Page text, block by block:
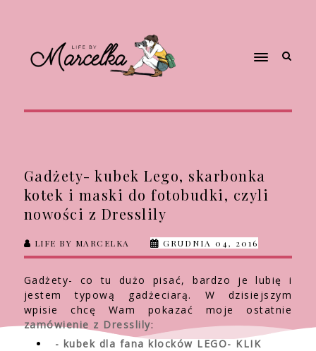
Gadżety- kubek Lego, skarbonka
kotek i maski do fotobudki, czyli
nowości z Dresslily
LIFE BY MARCELKA GRUDNIA 04, 2016
Gadżety- co tu dużo pisać, bardzo je lubię i
jestem typową gadżeciarą. W dzisiejszym
wpisie chcę Wam pokazać moje ostatnie
zamówienie z Dresslily:
- kubek dla fana klocków LEGO- KLIK